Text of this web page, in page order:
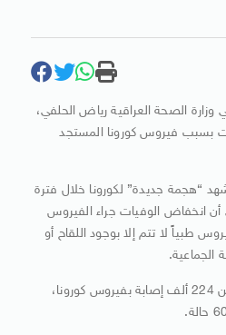
الصحة العراقية رياض الحلفي،
بسبب فيروس كورونا المستجد
“هجمة جديدة” لكورونا خلال فترة
أن انخفاض الوفيات جراء الفيروس
طبياً لا تتم إلا بوجود اللقاح أو
الجماعية.
وسجل العراق حتى الآن أكثر من 224 ألف إصابة بفيروس كورونا،